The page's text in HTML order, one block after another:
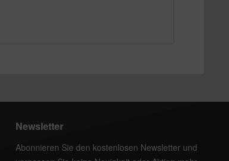
Newsletter
Abonnieren Sie den kostenlosen Newsletter und